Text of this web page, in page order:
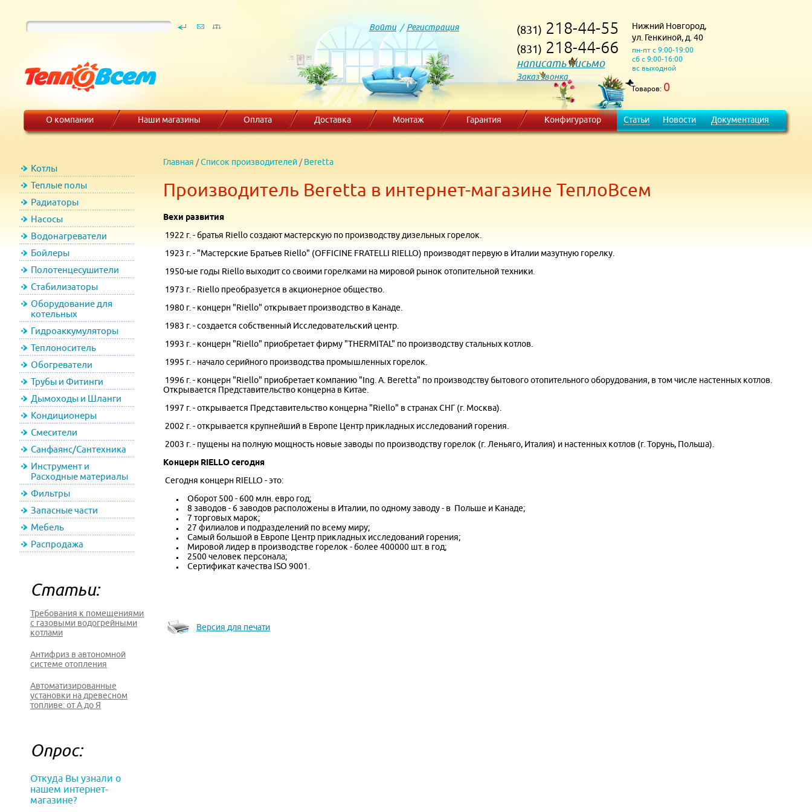
Войти/ Регистрация (831) 218-44-55
(831) 218-44-66
написать письмо
Заказ звонка
Нижний Новгород,
ул. Генкиной, д. 40
пн-пт с 9:00-19:00
сб с 9:00-16:00
вс выходной
Товаров: 0
О компании Наши магазины Оплата Доставка Монтаж Гарантия Конфигуратор Статьи Новости Документация
Котлы
Теплые полы
Радиаторы
Насосы
Водонагреватели
Бойлеры
Полотенцесушители
Стабилизаторы
Оборудование для
котельных
Гидроаккумуляторы
Теплоноситель
Обогреватели
Трубы и Фитинги
Дымоходы и Шланги
Кондиционеры
Смесители
Санфаянс/Сантехника
Инструмент и
Расходные материалы
Фильтры
Запасные части
Мебель
Распродажа
Статьи:
Требования к помещениями
с газовыми водогрейными
котлами
Антифриз в автономной
системе отопления
Автоматизированные
установки на древесном
топливе: от А до Я
Опрос:
Откуда Вы узнали о
нашем интернет-
магазине?
Главная /Список производителей / Beretta
Производитель Beretta в интернет-магазине ТеплоВсем
Вехи развития
1922 г. - братья Riello создают мастерскую по производству дизельных горелок.
1923 г. - "Мастерские Братьев Riello" (OFFICINE FRATELLI RIELLO) производят первую в Италии мазутную горелку.
1950-ые годы Riello выходит со своими горелками на мировой рынок отопительной техники.
1973 г. - Riello преобразуется в акционерное общество.
1980 г. - концерн "Riello" открывает производство в Канаде.
1983 г. - создается собственный Исследовательский центр.
1993 г. - концерн "Riello" приобретает фирму "THERMITAL" по производству стальных котлов.
1995 г. - начало серийного производства промышленных горелок.
1996 г. - концерн "Riello" приобретает компанию "Ing. A. Beretta" по производству бытового отопительного оборудования, в том числе настенных котлов.
Открывается Представительство концерна в Китае.
1997 г. - открывается Представительство концерна "Riello" в странах СНГ (г. Москва).
2002 г. - открывается крупнейший в Европе Центр прикладных исследований горения.
2003 г. - пущены на полную мощность новые заводы по производству горелок (г. Леньяго, Италия) и настенных котлов (г. Торунь, Польша).
Концерн RIELLO сегодня
Сегодня концерн RIELLO - это:
Оборот 500 - 600 млн. евро год;
8 заводов - 6 заводов расположены в Италии, по одному заводу - в Польше и Канаде;
7 торговых марок;
27 филиалов и подразделений по всему миру;
Самый большой в Европе Центр прикладных исследований горения;
Мировой лидер в производстве горелок - более 400000 шт. в год;
2500 человек персонала;
Сертификат качества ISO 9001.
Версия для печати